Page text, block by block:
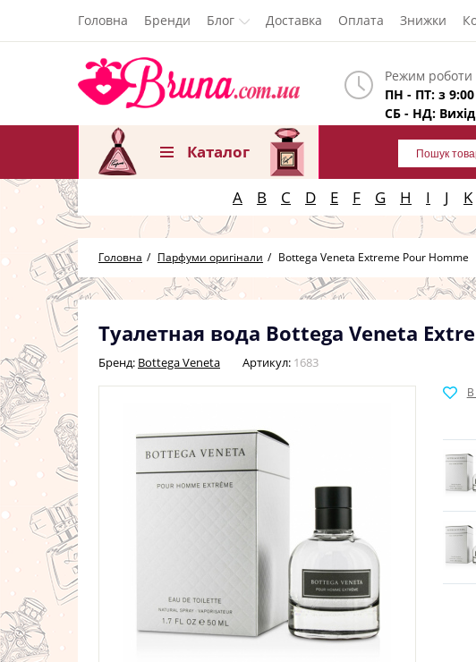
Головна Бренди Блог Доставка Оплата Знижки
Режим роботи
ПН - ПТ: з
СБ - НД:
Каталог
A B C D E F G H I J K
Головна Парфуми оригінали Bottega Veneta Extreme Pour Homme
Туалетная вода Bottega Veneta
Бренд: Bottega Veneta Артикул: 1683